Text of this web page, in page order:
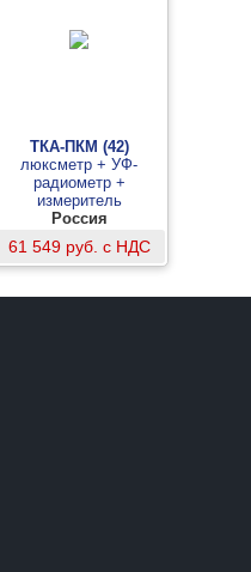
ТКА-ПКМ (42)
люксметр + УФ-
радиометр +
измеритель
температуры и
влажности
Россия
61 549 руб. с НДС